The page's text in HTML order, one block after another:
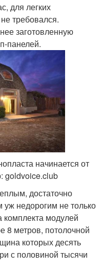
для легких
требовался.
заготовленную
панелей.
начинается от
goldvoice.club
достаточно
недорогим не только
модулей
8 метров, потолочной
которых десять
с половиной тысячи